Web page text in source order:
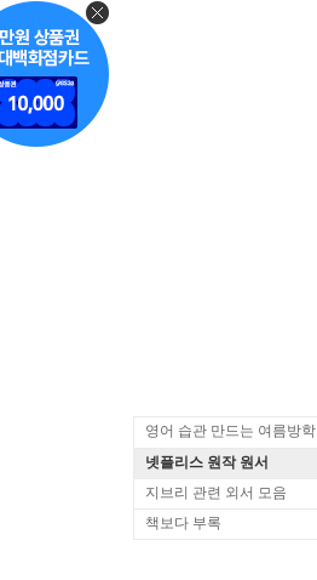
영어 습관 만드는 여름방학
넷플리스 원작 원서
지브리 관련 외서 모음
책보다 부록